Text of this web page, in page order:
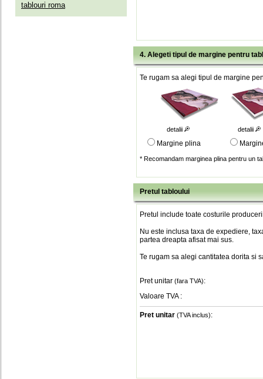
tablouri roma
4. Alegeti tipul de margine pentru
Te rugam sa alegi tipul de margine
detalii detalii
Margine plina
* Recomandam marginea plina pentru un
Pretul tabloului
Pretul include toate costurile
Nu este inclusa taxa de expediere,
partea dreapta afisat mai sus.
Te rugam sa alegi cantitatea dorita si
Pret unitar (fara TVA):
Valoare TVA :
Pret unitar (TVA inclus):